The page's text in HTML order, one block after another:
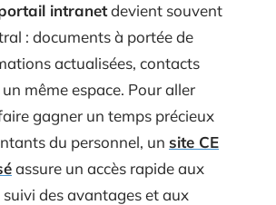
intranetdevient souvent
: documents à portée de
actualisées, contacts
même espace. Pour aller
gagner un temps précieux
du personnel, un site CE
assure un accès rapide aux
suivi des avantages et aux